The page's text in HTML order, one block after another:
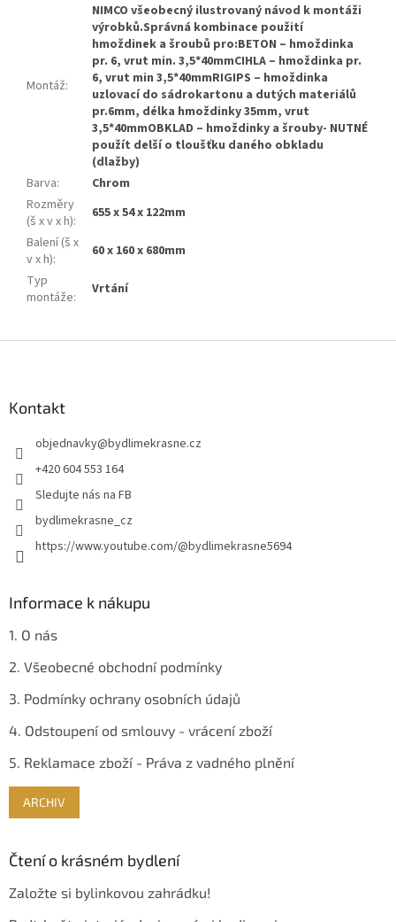
Montáž:
NIMCO všeobecný ilustrovaný návod k montáži
výrobků.Správná kombinace použití
hmoždinek a šroubů pro:BETON – hmoždinka
pr. 6, vrut min. 3,5*40mmCIHLA – hmoždinka pr.
6, vrut min 3,5*40mmRIGIPS – hmoždinka
uzlovací do sádrokartonu a dutých materiálů
pr.6mm, délka hmoždinky 35mm, vrut
3,5*40mmOBKLAD – hmoždinky a šrouby- NUTNÉ
použít delší o tloušťku daného obkladu
(dlažby)
Barva:
Chrom
Rozměry
(š x v x h):
655 x 54 x 122mm
Balení (š x
v x h):
60 x 160 x 680mm
Typ
montáže: Vrtání
Kontakt
objednavky@bydlimekrasne.cz
+420 604 553 164
Sledujte nás na FB
bydlimekrasne_cz
https://www.youtube.com/@bydlimekrasne5694
Informace k nákupu
1. O nás
2. Všeobecné obchodní podmínky
3. Podmínky ochrany osobních údajů
4. Odstoupení od smlouvy - vrácení zboží
5. Reklamace zboží - Práva z vadného plnění
ARCHIV
Čtení o krásném bydlení
Založte si bylinkovou zahrádku!